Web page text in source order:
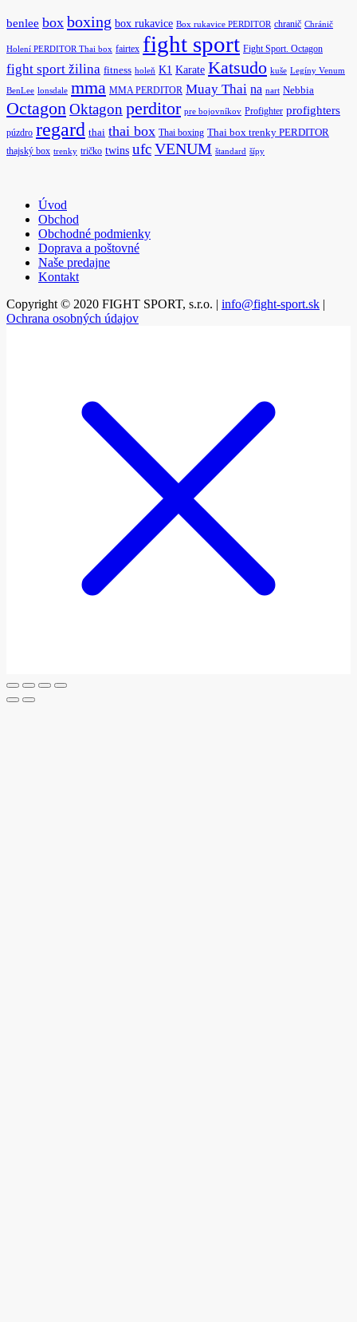
benlee box boxing box rukavice Box rukavice PERDITOR chranič Chránič
Holení PERDITOR Thai box fairtex fight sport Fight Sport. Octagon
fight sport žilina fitness holeň K1 Karate Katsudo kuše Legíny Venum
BenLee lonsdale mma MMA PERDITOR Muay Thai na nart Nebbia
Octagon Oktagon perditor pre bojovníkov Profighter profighters
púzdro regard thai thai box Thai boxing Thai box trenky PERDITOR
thajský box trenky tričko twins ufcVENUM štandard šípy
Úvod
Obchod
Obchodné podmienky
Doprava a poštovné
Naše predajne
Kontakt
Copyright © 2020 FIGHT SPORT, s.r.o. | info@fight-sport.sk |
Ochrana osobných údajov